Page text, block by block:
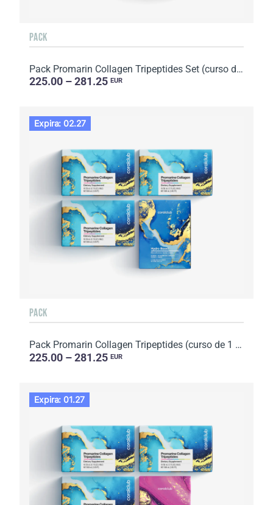
PACK
Pack Promarin Collagen Tripeptides Set (curso de 1 mes) y mascarillas faciales de biocelulosa Skin H...
225.00 – 281.25 EUR
Expira: 02.27
PACK
Pack Promarin Collagen Tripeptides (curso de 1 mes) y mascarillas faciales de biocelulosa Hydro Boos...
225.00 – 281.25 EUR
Expira: 01.27